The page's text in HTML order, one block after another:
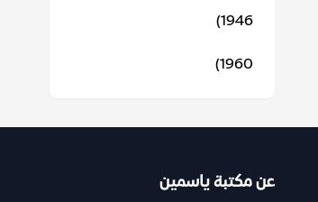
1946)
1960)
عن مكتبة ياسمين